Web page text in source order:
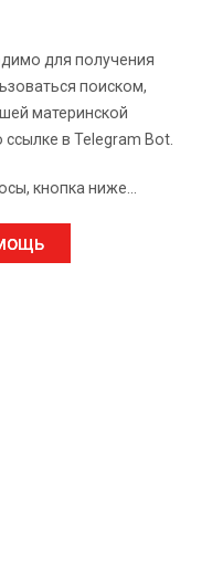
для получения
поиском,
материнской
в Telegram Bot.
кнопка ниже...